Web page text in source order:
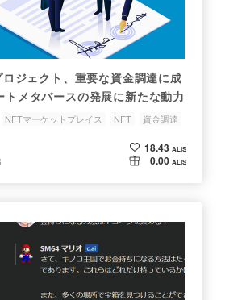
ジェクト、重要な資金調達に成
メタバースの発展に新たな動力
NFTマーケットプレイス NFT
資金調達
18.43 ALIS
0.00 ALIS